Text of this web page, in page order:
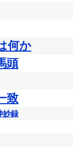
何か
頭
致
妙録